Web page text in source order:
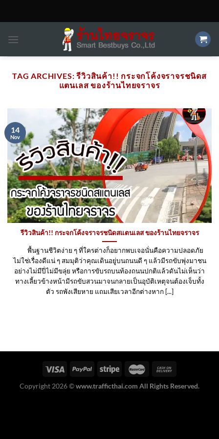
TAG ARCHIVES:รีวิวสินค้า!! กระจกโค้งจราจรชนิดส
แตนเลส ของร้านไทยจราจร
รีวิวสินค้า!! กระจกโค้งจราจรชนิดสแตนเลส ของร้านไทยจราจร
พื้นฐานชีวิตง่าย ๆ ที่ใครต่างก็อยากพบเจอนั่นคือความปลอดภัย
ไม่ใช่เรื่องดีแน่ ๆ สมมุติว่าคุณเดินอยู่บนถนนดี ๆ แล้วมีรถขับพุ่งมาชน
อย่างไม่มีปี่ไม่มีขลุ่ย หรือการขับรถบนท้องถนนปกติแล้วดันไม่เห็นว่า
ทางเลี้ยวข้างหน้ามีรถขับสวนมาจนกลายเป็นอุบัติเหตุจนต้องเจ็บทั้ง
ตัว รถพังเสียหาย แถมเสียเวลาอีกต่างหาก [...]
14
Nov
Copyright 2026 ©www.trafficthai.com All Rights Reserved.